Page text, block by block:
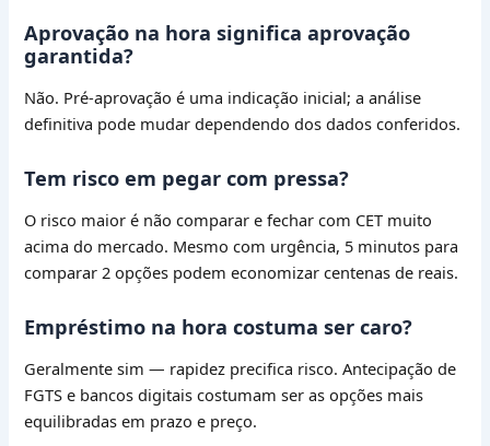
Aprovação na hora significa aprovação
garantida?
Não. Pré-aprovação é uma indicação inicial; a análise
definitiva pode mudar dependendo dos dados conferidos.
Tem risco em pegar com pressa?
O risco maior é não comparar e fechar com CET muito
acima do mercado. Mesmo com urgência, 5 minutos para
comparar 2 opções podem economizar centenas de reais.
Empréstimo na hora costuma ser caro?
Geralmente sim — rapidez precifica risco. Antecipação de
FGTS e bancos digitais costumam ser as opções mais
equilibradas em prazo e preço.